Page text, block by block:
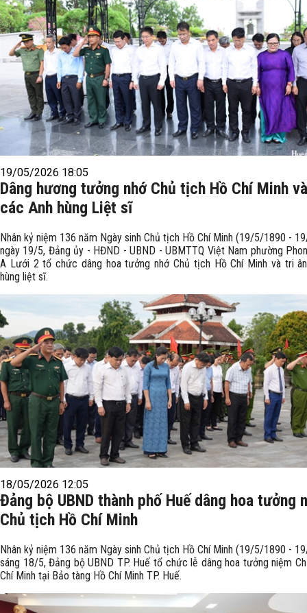
19/05/2026 18:05
Dâng hương tưởng nhớ Chủ tịch Hồ Chí Minh
các Anh hùng Liệt sĩ
Nhân kỷ niệm 136 năm Ngày sinh Chủ tịch Hồ Chí Minh (19/5/1890 -
ngày 19/5, Đảng ủy - HĐND - UBND - UBMTTQ Việt Nam phường
A Lưới 2 tổ chức dâng hoa tưởng nhớ Chủ tịch Hồ Chí Minh và tri
hùng liệt sĩ.
18/05/2026 12:05
Đảng bộ UBND thành phố Huế dâng hoa tưởng
Chủ tịch Hồ Chí Minh
Nhân kỷ niệm 136 năm Ngày sinh Chủ tịch Hồ Chí Minh (19/5/1890 -
sáng 18/5, Đảng bộ UBND TP. Huế tổ chức lễ dâng hoa tưởng niệm
Chí Minh tại Bảo tàng Hồ Chí Minh TP. Huế.